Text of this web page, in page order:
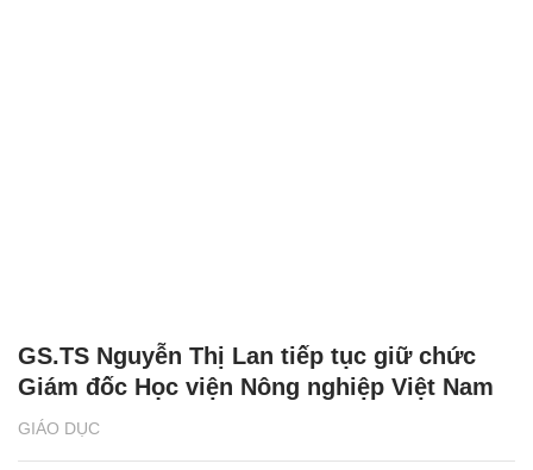
GIÁO DỤC
GS.TS Nguyễn Thị Lan tiếp tục giữ chức
Giám đốc Học viện Nông nghiệp Việt Nam